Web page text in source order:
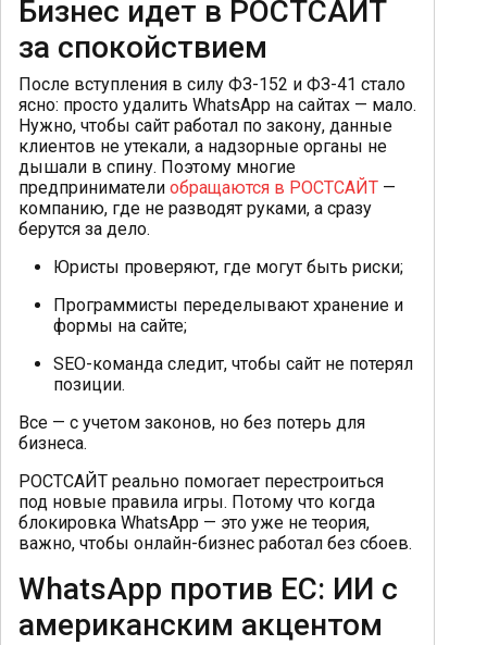
Бизнес идет в РОСТСАЙТ
за спокойствием
После вступления в силу ФЗ-152 и ФЗ-41 стало
ясно: просто удалить WhatsApp на сайтах — мало.
Нужно, чтобы сайт работал по закону, данные
клиентов не утекали, а надзорные органы не
дышали в спину. Поэтому многие
предприниматели обращаются в РОСТСАЙТ —
компанию, где не разводят руками, а сразу
берутся за дело.
Юристы проверяют, где могут быть риски;
Программисты переделывают хранение и
формы на сайте;
SEO-команда следит, чтобы сайт не потерял
позиции.
Все — с учетом законов, но без потерь для
бизнеса.
РОСТСАЙТ реально помогает перестроиться
под новые правила игры. Потому что когда
блокировка WhatsApp — это уже не теория,
важно, чтобы онлайн-бизнес работал без сбоев.
WhatsApp против ЕС: ИИ с
американским акцентом